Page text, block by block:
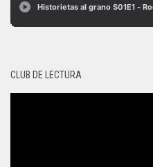
CLUB DE LECTURA